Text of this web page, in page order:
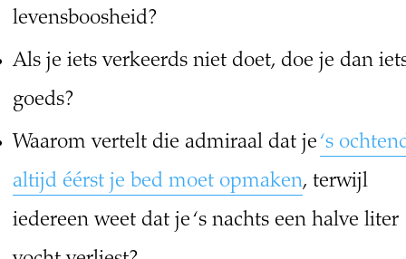
levensboosheid?
Als je iets verkeerds niet doet, doe je dan
goeds?
Waarom vertelt die admiraal dat je‘s
altijd éérst je bed moet opmaken, terwijl
iedereen weet dat je ‘s nachts een halve liter